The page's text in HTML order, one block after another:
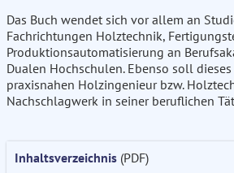
Das Buch wendet sich vor allem an
Fachrichtungen Holztechnik,
Produktionsautomatisierung an
Dualen Hochschulen. Ebenso soll
praxisnahen Holzingenieur bzw.
Nachschlagwerk in seiner beruflichen
Inhaltsverzeichnis (PDF)